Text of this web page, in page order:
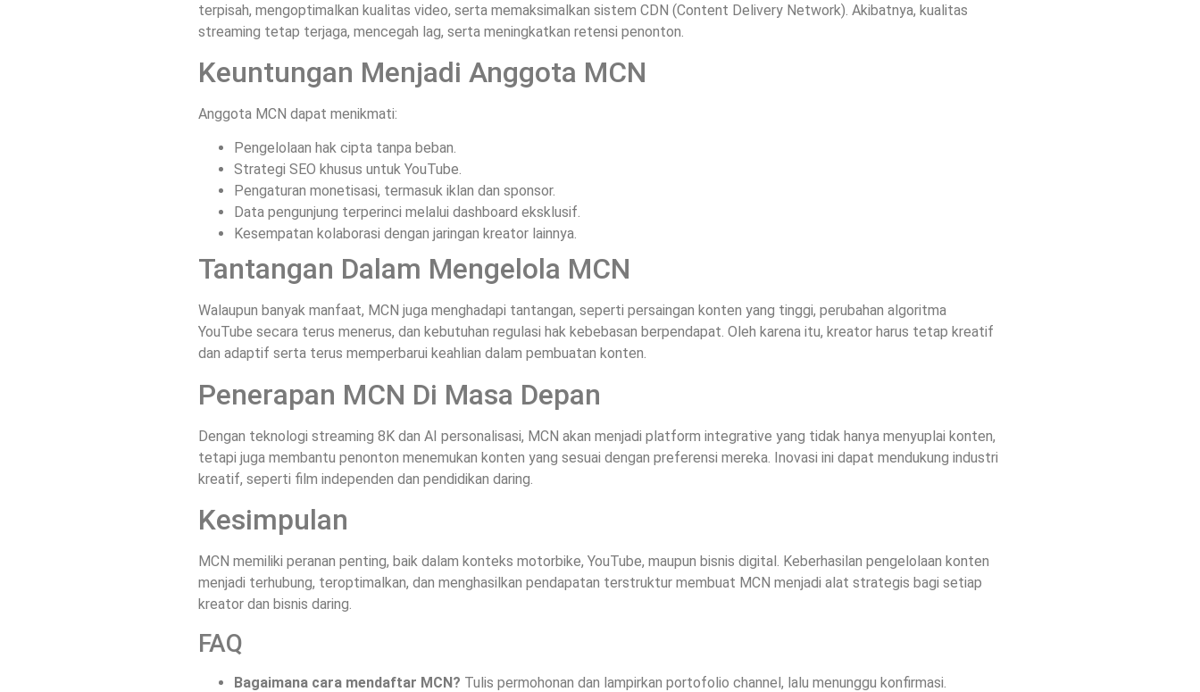
terpisah, mengoptimalkan kualitas video, serta memaksimalkan sistem CDN (Content Delivery Network). Akibatnya, kualitas
streaming tetap terjaga, mencegah lag, serta meningkatkan retensi penonton.
Keuntungan Menjadi Anggota MCN
Anggota MCN dapat menikmati:
Pengelolaan hak cipta tanpa beban.
Strategi SEO khusus untuk YouTube.
Pengaturan monetisasi, termasuk iklan dan sponsor.
Data pengunjung terperinci melalui dashboard eksklusif.
Kesempatan kolaborasi dengan jaringan kreator lainnya.
Tantangan Dalam Mengelola MCN
Walaupun banyak manfaat, MCN juga menghadapi tantangan, seperti persaingan konten yang tinggi, perubahan algoritma
YouTube secara terus menerus, dan kebutuhan regulasi hak kebebasan berpendapat. Oleh karena itu, kreator harus tetap kreatif
dan adaptif serta terus memperbarui keahlian dalam pembuatan konten.
Penerapan MCN Di Masa Depan
Dengan teknologi streaming 8K dan AI personalisasi, MCN akan menjadi platform integrative yang tidak hanya menyuplai konten,
tetapi juga membantu penonton menemukan konten yang sesuai dengan preferensi mereka. Inovasi ini dapat mendukung industri
kreatif, seperti film independen dan pendidikan daring.
Kesimpulan
MCN memiliki peranan penting, baik dalam konteks motorbike, YouTube, maupun bisnis digital. Keberhasilan pengelolaan konten
menjadi terhubung, teroptimalkan, dan menghasilkan pendapatan terstruktur membuat MCN menjadi alat strategis bagi setiap
kreator dan bisnis daring.
FAQ
Bagaimana cara mendaftar MCN? Tulis permohonan dan lampirkan portofolio channel, lalu menunggu konfirmasi.